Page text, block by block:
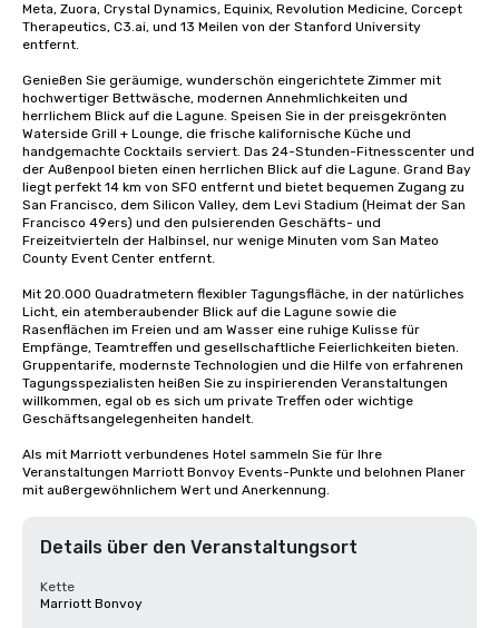
Meta, Zuora, Crystal Dynamics, Equinix, Revolution Medicine, Corcept
Therapeutics, C3.ai, und 13 Meilen von der Stanford University
entfernt.
Genießen Sie geräumige, wunderschön eingerichtete Zimmer mit
hochwertiger Bettwäsche, modernen Annehmlichkeiten und
herrlichem Blick auf die Lagune. Speisen Sie in der preisgekrönten
Waterside Grill + Lounge, die frische kalifornische Küche und
handgemachte Cocktails serviert. Das 24-Stunden-Fitnesscenter und
der Außenpool bieten einen herrlichen Blick auf die Lagune. Grand Bay
liegt perfekt 14 km von SFO entfernt und bietet bequemen Zugang zu
San Francisco, dem Silicon Valley, dem Levi Stadium (Heimat der San
Francisco 49ers) und den pulsierenden Geschäfts- und
Freizeitvierteln der Halbinsel, nur wenige Minuten vom San Mateo
County Event Center entfernt.
Mit 20.000 Quadratmetern flexibler Tagungsfläche, in der natürliches
Licht, ein atemberaubender Blick auf die Lagune sowie die
Rasenflächen im Freien und am Wasser eine ruhige Kulisse für
Empfänge, Teamtreffen und gesellschaftliche Feierlichkeiten bieten.
Gruppentarife, modernste Technologien und die Hilfe von erfahrenen
Tagungsspezialisten heißen Sie zu inspirierenden Veranstaltungen
willkommen, egal ob es sich um private Treffen oder wichtige
Geschäftsangelegenheiten handelt.
Als mit Marriott verbundenes Hotel sammeln Sie für Ihre
Veranstaltungen Marriott Bonvoy Events-Punkte und belohnen Planer
mit außergewöhnlichem Wert und Anerkennung.
Details über den Veranstaltungsort
Kette
Marriott Bonvoy